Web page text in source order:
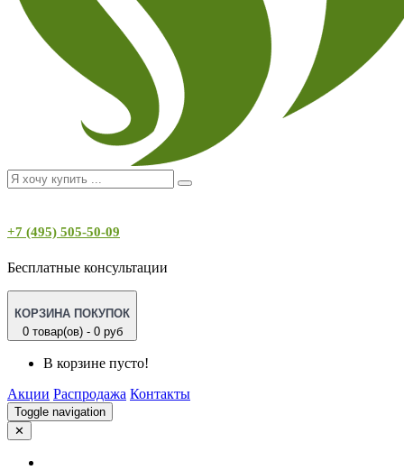
+7 (495) 505-50-09
Бесплатные консультации
КОРЗИНА ПОКУПОК
0 товар(ов) - 0 руб
В корзине пусто!
Акции Распродажа Контакты
Toggle navigation
✕